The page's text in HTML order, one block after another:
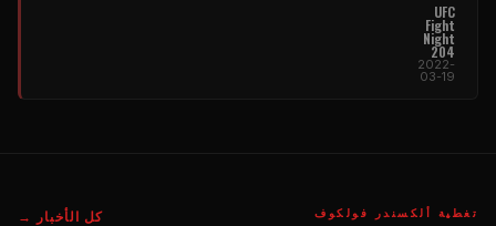
UFC
Fight
Night
204
2022-
03-19
تغطية ألكسندر فولكوف كل الأخبار →